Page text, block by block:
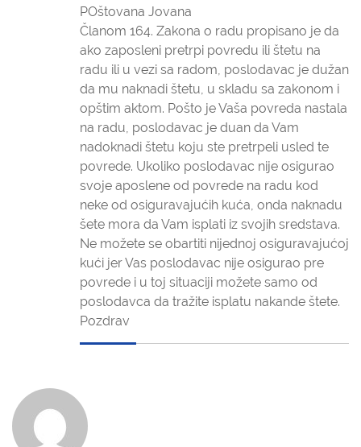
POštovana Jovana
Članom 164. Zakona o radu propisano je da
ako zaposleni pretrpi povredu ili štetu na
radu ili u vezi sa radom, poslodavac je dužan
da mu naknadi štetu, u skladu sa zakonom i
opštim aktom. Pošto je Vaša povreda nastala
na radu, poslodavac je duan da Vam
nadoknadi štetu koju ste pretrpeli usled te
povrede. Ukoliko poslodavac nije osigurao
svoje aposlene od povrede na radu kod
neke od osiguravajućih kuća, onda naknadu
šete mora da Vam isplati iz svojih sredstava.
Ne možete se obartiti nijednoj osiguravajućoj
kući jer Vas poslodavac nije osigurao pre
povrede i u toj situaciji možete samo od
poslodavca da tražite isplatu nakande štete.
Pozdrav